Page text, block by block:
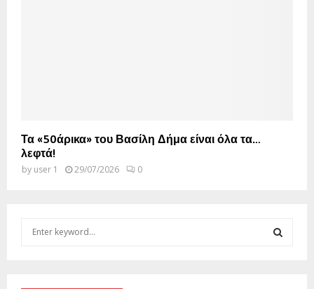
Τα «50άρικα» του Βασίλη Δήμα είναι όλα τα…
λεφτά!
by user 1 29/07/2026 0